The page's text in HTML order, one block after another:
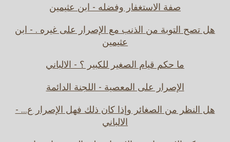
صفة الاستغفار وفضله - ابن عثيمين
هل تصح التوبة من الذنب مع الإصرار على غيره . - ابن
عثيمين
ما حكم قيام الصغير للكبير ؟ - الالباني
الإصرار على المعصية - اللجنة الدائمة
هل النظر من الصغائر وإذا كان ذلك فهل الإصرار ع... -
الالباني